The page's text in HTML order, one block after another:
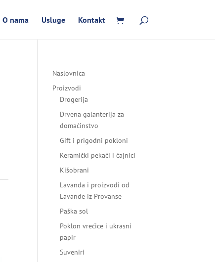
O nama Usluge Kontakt
Naslovnica
Proizvodi
Drogerija
Drvena galanterija za
domaćinstvo
Gift i prigodni pokloni
Keramički pekači i čajnici
Kišobrani
Lavanda i proizvodi od
Lavande iz Provanse
Paška sol
Poklon vrećice i ukrasni
papir
Suveniri